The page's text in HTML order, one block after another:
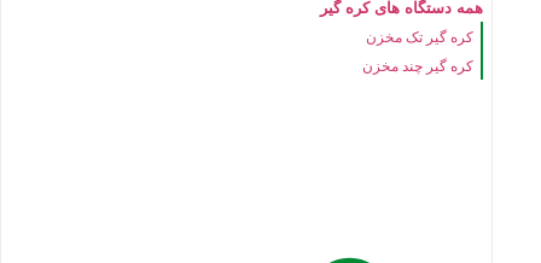
همه دستگاه های کره گیر
کره گیر تک مخزن
کره گیر چند مخزن